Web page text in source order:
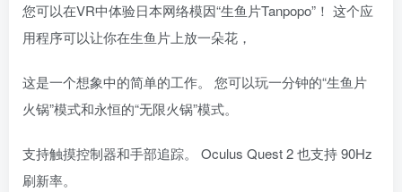
您可以在VR中体验日本网络模因“生鱼片Tanpopo”！ 这个应
用程序可以让你在生鱼片上放一朵花，
这是一个想象中的简单的工作。 您可以玩一分钟的“生鱼片
火锅”模式和永恒的“无限火锅”模式。
支持触摸控制器和手部追踪。 Oculus Quest 2 也支持 90Hz
刷新率。